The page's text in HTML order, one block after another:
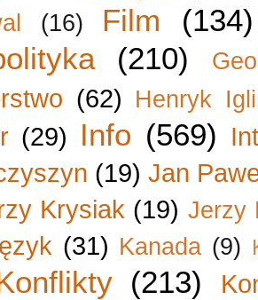
(16) Film
(134)
(210)
(62) Henryk
(29) Info (569)
(19) Jan
Krysiak (19) Jerzy
(31) Kanada (9)
(213)